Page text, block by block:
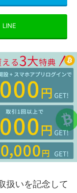
LINE
扱いを記念して